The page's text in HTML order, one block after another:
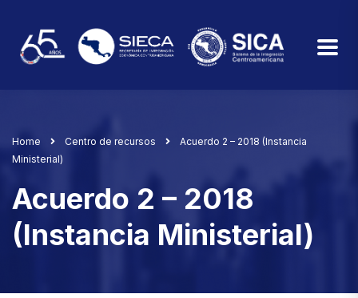
Home Centro de recursos
Acuerdo 2 – 2018 (Instancia
Ministerial)
Acuerdo 2 – 2018
(Instancia Ministerial)